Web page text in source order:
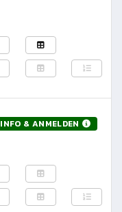
INFO & ANMELDEN